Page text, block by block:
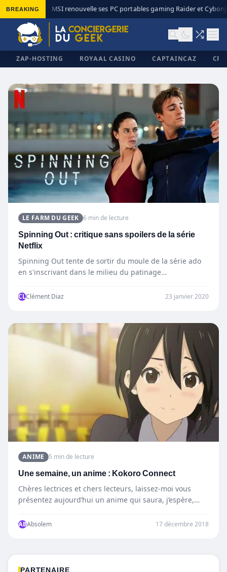
BREAKING MSI renouvelle ses PC portables gaming Raider et
ZAP-HOSTING ROYAAL CASINO CAPTAINCAZ
LE FARM DU GEEK 6 min de lecture
Spinning Out : critique sans spoilers de la série
Netflix
Spinning Out tente de sortir du moule de la série ado
en s'inscrivant dans le milieu du patinage…
CLClément Diaz 23 janvier 2020
ANIME 5 min de lecture
Une semaine, un anime : Kokoro Connect
Chères lectrices et chers lecteurs, laissez-moi vous
présentez aujourd’hui un anime qui saura, j’espère,
ABAbsolem 17 décembre 2018